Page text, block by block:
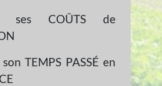
ses COÛTS de
TEMPS PASSÉ en